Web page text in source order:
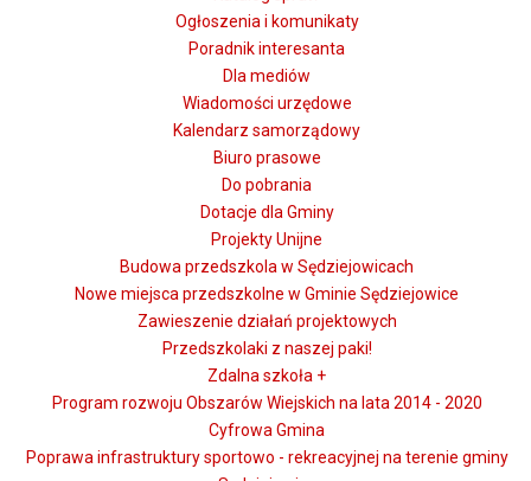
Ogłoszenia i komunikaty
Poradnik interesanta
Dla mediów
Wiadomości urzędowe
Kalendarz samorządowy
Biuro prasowe
Do pobrania
Dotacje dla Gminy
Projekty Unijne
Budowa przedszkola w Sędziejowicach
Nowe miejsca przedszkolne w Gminie Sędziejowice
Zawieszenie działań projektowych
Przedszkolaki z naszej paki!
Zdalna szkoła +
Program rozwoju Obszarów Wiejskich na lata 2014 - 2020
Cyfrowa Gmina
Poprawa infrastruktury sportowo - rekreacyjnej na terenie gminy